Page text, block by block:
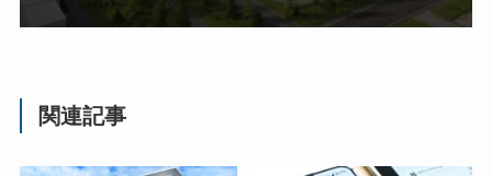
関連記事